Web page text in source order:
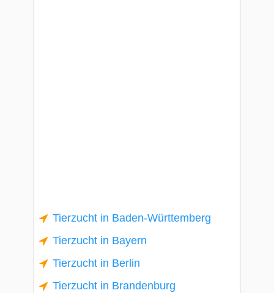
Tierzucht in Baden-Württemberg
Tierzucht in Bayern
Tierzucht in Berlin
Tierzucht in Brandenburg